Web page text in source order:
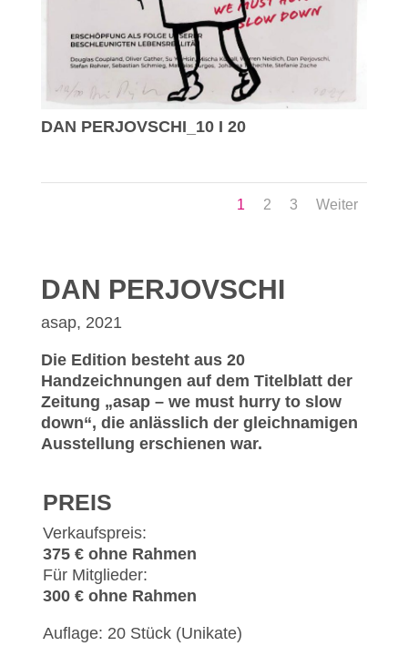
DAN PERJOVSCHI_10 I 20
1 2 3 Weiter
DAN PERJOVSCHI
asap, 2021
Die Edition besteht aus 20
Handzeichnungen auf dem Titelblatt der
Zeitung „asap – we must hurry to slow
down“, die anlässlich der gleichnamigen
Ausstellung erschienen war.
PREIS
Verkaufspreis:
375 € ohne Rahmen
Für Mitglieder:
300 € ohne Rahmen
Auflage: 20 Stück (Unikate)